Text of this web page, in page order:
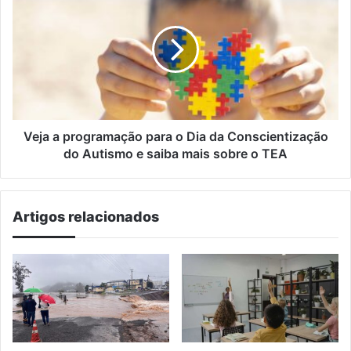
Conscientização
do
Autismo
o
Veja a programação para o Dia da Conscientização
do Autismo e saiba mais sobre o TEA
Artigos relacionados